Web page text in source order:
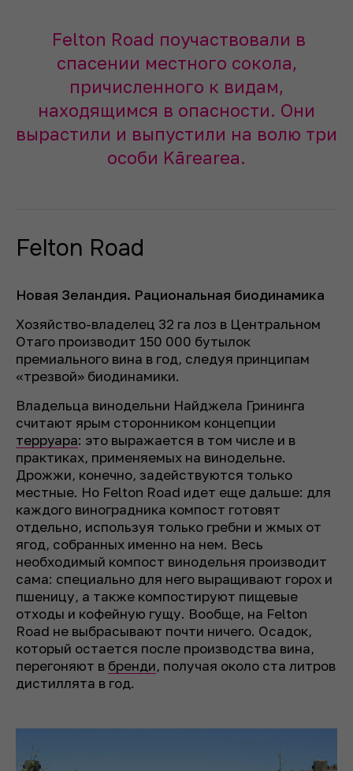
Felton Road поучаствовали в
спасении местного сокола,
причисленного к видам,
находящимся в опасности. Они
вырастили и выпустили на волю три
особи Kārearea.
Felton Road
Новая Зеландия. Рациональная биодинамика
Хозяйство-владелец 32 га лоз в Центральном
Отаго производит 150 000 бутылок
премиального вина в год, следуя принципам
«трезвой» биодинамики.
Владельца винодельни Найджела Грининга
считают ярым сторонником концепции
терруара: это выражается в том числе и в
практиках, применяемых на винодельне.
Дрожжи, конечно, задействуются только
местные. Но Felton Road идет еще дальше: для
каждого виноградника компост готовят
отдельно, используя только гребни и жмых от
ягод, собранных именно на нем. Весь
необходимый компост винодельня производит
сама: специально для него выращивают горох и
пшеницу, а также компостируют пищевые
отходы и кофейную гущу. Вообще, на Felton
Road не выбрасывают почти ничего. Осадок,
который остается после производства вина,
перегоняют в бренди, получая около ста литров
дистиллята в год.